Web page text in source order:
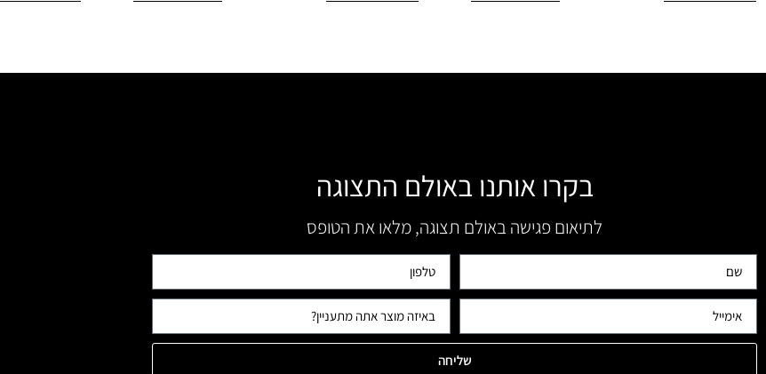
בקרו אותנו באולם התצוגה
לתיאום פגישה באולם תצוגה, מלאו את הטופס
שליחה